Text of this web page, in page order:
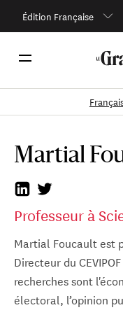
Édition Française
Martial
Professeur à
Martial Foucault est
Directeur du
recherches sont
électoral, l’opinion